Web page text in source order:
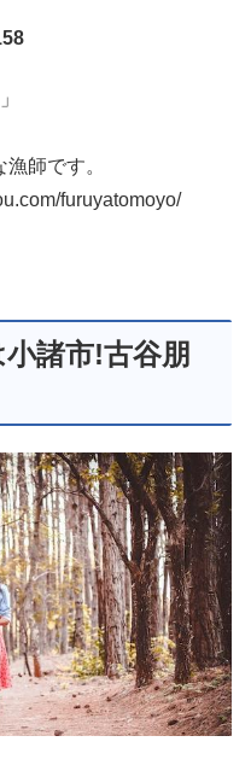
師です。
furuyatomoyo/
諸市!古谷朋